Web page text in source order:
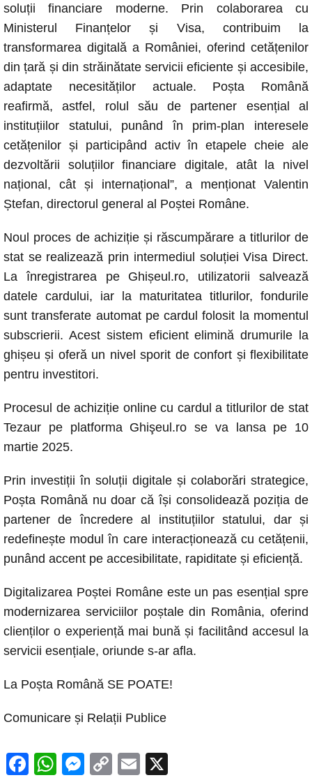
soluții financiare moderne. Prin colaborarea cu
Ministerul Finanțelor și Visa, contribuim la
transformarea digitală a României, oferind cetățenilor
din țară și din străinătate servicii eficiente și accesibile,
adaptate necesităților actuale. Poșta Română
reafirmă, astfel, rolul său de partener esențial al
instituțiilor statului, punând în prim-plan interesele
cetățenilor și participând activ în etapele cheie ale
dezvoltării soluțiilor financiare digitale, atât la nivel
național, cât și internațional”, a menționat Valentin
Ștefan, directorul general al Poștei Române.
Noul proces de achiziție și răscumpărare a titlurilor de
stat se realizează prin intermediul soluției Visa Direct.
La înregistrarea pe Ghișeul.ro, utilizatorii salvează
datele cardului, iar la maturitatea titlurilor, fondurile
sunt transferate automat pe cardul folosit la momentul
subscrierii. Acest sistem eficient elimină drumurile la
ghișeu și oferă un nivel sporit de confort și flexibilitate
pentru investitori.
Procesul de achiziție online cu cardul a titlurilor de stat
Tezaur pe platforma Ghişeul.ro se va lansa pe 10
martie 2025.
Prin investiții în soluții digitale și colaborări strategice,
Poșta Română nu doar că își consolidează poziția de
partener de încredere al instituțiilor statului, dar și
redefinește modul în care interacționează cu cetățenii,
punând accent pe accesibilitate, rapiditate și eficiență.
Digitalizarea Poștei Române este un pas esențial spre
modernizarea serviciilor poștale din România, oferind
clienților o experiență mai bună și facilitând accesul la
servicii esențiale, oriunde s-ar afla.
La Poșta Română SE POATE!
Comunicare și Relații Publice
F
W
M
C
E